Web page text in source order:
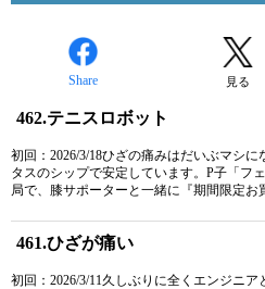
Share 見る
462.テニスロボット
初回：2026/3/18ひざの痛みはだいぶマシ
タスのシップで安定しています。P子「フ
局で、膝サポーターと一緒に『期間限定お
461.ひざが痛い
初回：2026/3/11久しぶりに全くエンジニ